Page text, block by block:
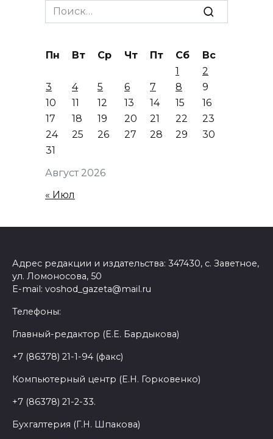
Search
for:
Август 2026
Пн Вт Ср Чт Пт Сб
Вс
1
2
3
4 5 6 7 8
9
10
11 12 13 14 15
16
17
18 19 20 21 22
23
24
25 26 27 28 29
30
31
« Июл
Адрес редакции и издательства: 347430, с. Заветное,
ул. Ломоносова, 50
E-mail: voshod_gazeta@mail.ru
Телефоны:
Главный-редактор (Е.Е. Бардыкова)
+7 (86378) 21-1-94 (факс)
Компьютерный центр (Е.Н. Горковенко)
+7 (86378) 21-2-33.
Бухгалтерия (Г.Н. Шпакова)